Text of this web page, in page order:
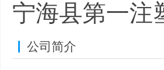
宁海县第一注
公司简介